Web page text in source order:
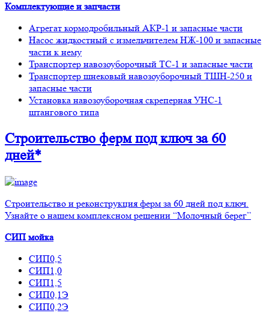
Комплектующие и запчасти
Агрегат кормодробильный АКР-1 и запасные части
Насос жидкостный с измельчителем НЖ-100 и запасные
части к нему
Транспортер навозоуборочный ТС-1 и запасные части
Транспортер шнековый навозоуборочный ТШН-250 и
запасные части
Установка навозоуборочная скреперная УНС-1
штангового типа
Строительство фермпод ключ за 60
дней*
Строительство и реконструкция ферм за 60 дней под ключ.
Узнайте о нашем комплексном решении “Молочный берег”
СИП мойка
СИП0,5
СИП1,0
СИП1,5
СИП0,1Э
СИП0,2Э